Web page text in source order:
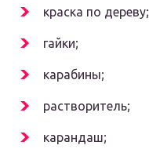
краска по дереву;
гайки;
карабины;
растворитель;
карандаш;